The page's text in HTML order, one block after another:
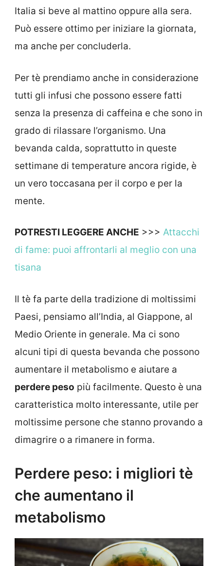
Italia si beve al mattino oppure alla sera.
Può essere ottimo per iniziare la giornata,
ma anche per concluderla.
Per tè prendiamo anche in considerazione
tutti gli infusi che possono essere fatti
senza la presenza di caffeina e che sono in
grado di rilassare l’organismo. Una
bevanda calda, soprattutto in queste
settimane di temperature ancora rigide, è
un vero toccasana per il corpo e per la
mente.
POTRESTI LEGGERE ANCHE >>> Attacchi
di fame: puoi affrontarli al meglio con una
tisana
Il tè fa parte della tradizione di moltissimi
Paesi, pensiamo all’India, al Giappone, al
Medio Oriente in generale. Ma ci sono
alcuni tipi di questa bevanda che possono
aumentare il metabolismo e aiutare a
perdere peso più facilmente. Questo è una
caratteristica molto interessante, utile per
moltissime persone che stanno provando a
dimagrire o a rimanere in forma.
Perdere peso: i migliori tè
che aumentano il
metabolismo